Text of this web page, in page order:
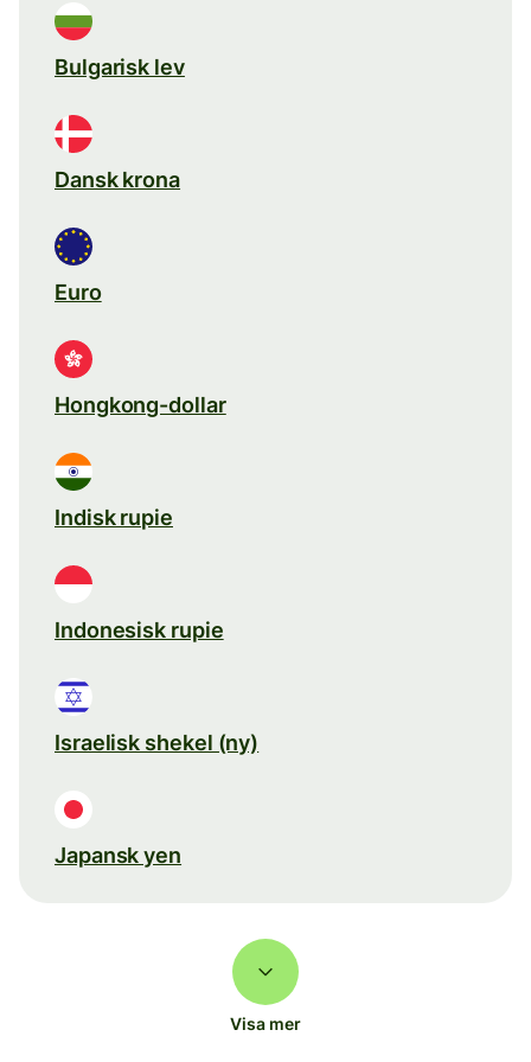
Bulgarisk lev
Dansk krona
Euro
Hongkong-dollar
Indisk rupie
Indonesisk rupie
Israelisk shekel (ny)
Japansk yen
Visa mer